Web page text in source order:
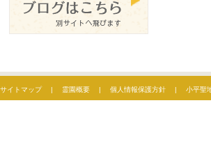
サイトマップ| 霊園概要 | 個人情報保護方針 | 小平聖